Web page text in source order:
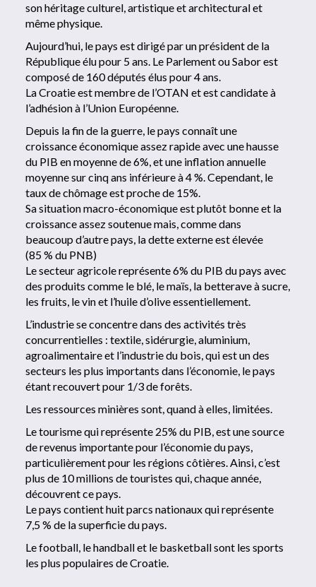
son héritage culturel, artistique et architectural et
même physique.
Aujourd’hui, le pays est dirigé par un président de la
République élu pour 5 ans. Le Parlement ou Sabor est
composé de 160 députés élus pour 4 ans.
La Croatie est membre de l’OTAN et est candidate à
l’adhésion à l’Union Européenne.
Depuis la fin de la guerre, le pays connaît une
croissance économique assez rapide avec une hausse
du PIB en moyenne de 6%, et une inflation annuelle
moyenne sur cinq ans inférieure à 4 %. Cependant, le
taux de chômage est proche de 15%.
Sa situation macro-économique est plutôt bonne et la
croissance assez soutenue mais, comme dans
beaucoup d’autre pays, la dette externe est élevée
(85 % du PNB)
Le secteur agricole représente 6% du PIB du pays avec
des produits comme le blé, le maïs, la betterave à sucre,
les fruits, le vin et l’huile d’olive essentiellement.
L’industrie se concentre dans des activités très
concurrentielles : textile, sidérurgie, aluminium,
agroalimentaire et l’industrie du bois, qui est un des
secteurs les plus importants dans l’économie, le pays
étant recouvert pour 1/3 de forêts.
Les ressources minières sont, quand à elles, limitées.
Le tourisme qui représente 25% du PIB, est une source
de revenus importante pour l’économie du pays,
particulièrement pour les régions côtières. Ainsi, c’est
plus de 10 millions de touristes qui, chaque année,
découvrent ce pays.
Le pays contient huit parcs nationaux qui représente
7,5 % de la superficie du pays.
Le football, le handball et le basketball sont les sports
les plus populaires de Croatie.